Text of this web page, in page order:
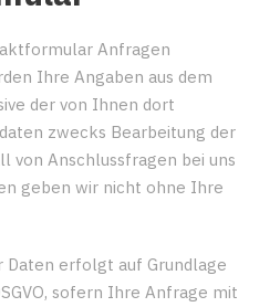
Anfragen
Ihre Angaben aus dem
der von Ihnen dort
zwecks Bearbeitung der
von Anschlussfragen bei uns
geben wir nicht ohne Ihre
Daten erfolgt auf Grundlage
sofern Ihre Anfrage mit